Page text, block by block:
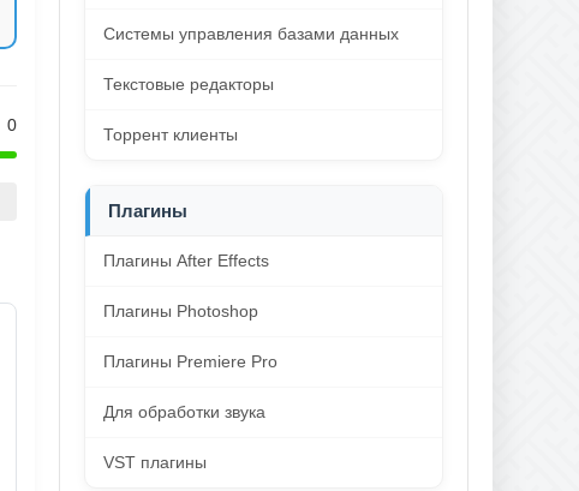
0
Системы управления базами данных
Текстовые редакторы
Торрент клиенты
Плагины
Плагины After Effects
Плагины Photoshop
Плагины Premiere Pro
Для обработки звука
VST плагины